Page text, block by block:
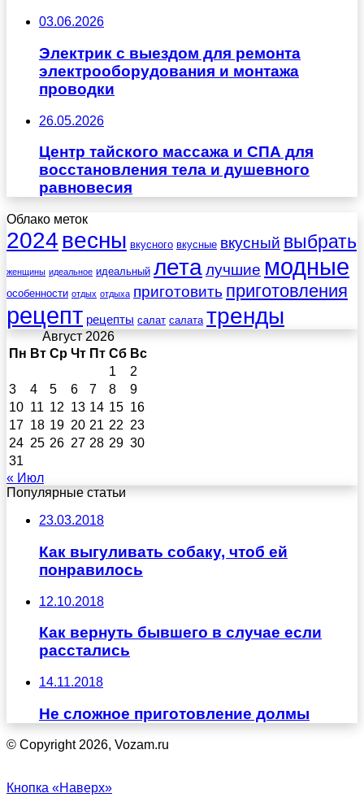
03.06.2026
Электрик с выездом для ремонта
электрооборудования и монтажа
проводки
26.05.2026
Центр тайского массажа и СПА для
восстановления тела и душевного
равновесия
Облако меток
2024 весны вкусного вкусные вкусный выбрать
женщины идеальное идеальный леталучшие модные
особенности отдых отдыха приготовить приготовления
рецепт рецепты салат салата тренды
Август 2026
Пн Вт Ср Чт Пт Сб Вс
1
2
3
4 5 6 7 8
9
10 11 12 13 14 15 16
17 18 19 20 21 22 23
24 25 26 27 28 29 30
31
« Июл
Популярные статьи
23.03.2018
Как выгуливать собаку, чтоб ей
понравилось
12.10.2018
Как вернуть бывшего в случае если
расстались
14.11.2018
Не сложное приготовление долмы
© Copyright 2026, Vozam.ru
Кнопка «Наверх»